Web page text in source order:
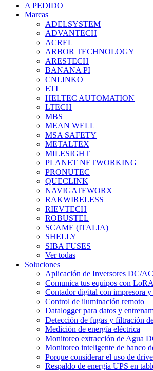
A PEDIDO
Marcas
ADELSYSTEM
ADVANTECH
ACREL
ARBOR TECHNOLOGY
ARESTECH
BANANA PI
CNLINKO
ETI
HELTEC AUTOMATION
LTECH
MBS
MEAN WELL
MSA SAFETY
METALTEX
MILESIGHT
PLANET NETWORKING
PRONUTEC
QUECLINK
NAVIGATEWORX
RAKWIRELESS
RIEVTECH
ROBUSTEL
SCAME (ITALIA)
SHELLY
SIBA FUSES
Ver todas
Soluciones
Aplicación de Inversores DC/AC
Comunica tus equipos con
Contador digital con impresora y
Control de iluminación remoto
Datalogger para datos y
Detección de fugas y filtración
Medición de energía eléctrica
Monitoreo extracción de Agua
Monitoreo inteligente de banco
Porque considerar el uso de
Respaldo de energía UPS en